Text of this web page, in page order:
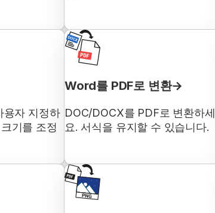
용자 지정하
기를 조정
Word를 PDF로 변환
DOC/DOCX를 PDF로 변환하세
요. 서식을 유지할 수 있습니다.